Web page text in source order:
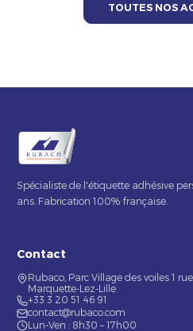
TOUTES NOS
Spécialiste de l'étiquette adhésive
ans. Fabrication 100% française.
Contact
Rubaco, Parc Village des voiles 1
Marquette-Lez-Lille
+33 3 20 51 46 91
contact@rubaco.com
Lun-Ven : 8h30 – 17h00